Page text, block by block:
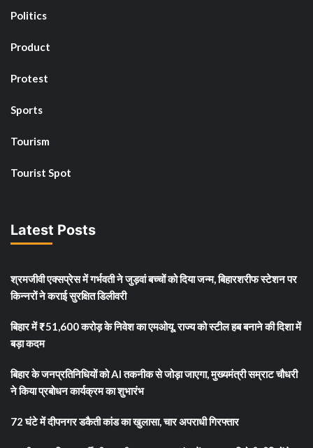
Politics
Product
Protest
Sports
Tourism
Tourist Spot
Latest Posts
श्रमजीवी एक्सप्रेस में गर्भवती ने जुड़वां बच्चों को दिया जन्म, बिहारशरीफ स्टेशन पर
किन्नरों ने कराई सुरक्षित डिलीवरी
बिहार में ₹51,600 करोड़ के निवेश का एमओयू, राज्य को स्टील हब बनाने की दिशा में
बड़ा कदम
बिहार के जनप्रतिनिधियों को AI तकनीक से जोड़ा जाएगा, मुख्यमंत्री सम्राट चौधरी
ने किया प्रबोधन कार्यक्रम का शुभारंभ
72 घंटे में दीपनगर डकैती कांड का खुलासा, चार अपराधी गिरफ्तार